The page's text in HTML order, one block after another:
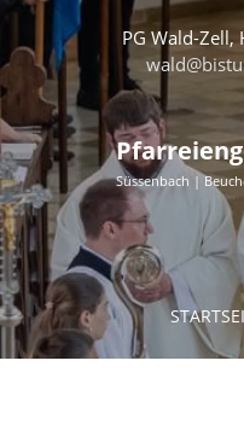
PG Wald-
Süssenbach |